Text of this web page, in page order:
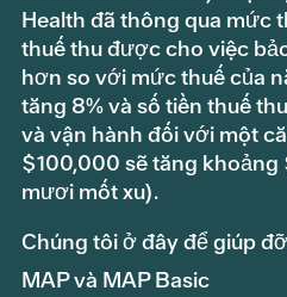
Health đã thông qua mức
thuế thu được cho việc
hơn so với mức thuế của
tăng 8% và số tiền thuế
và vận hành đối với một
$100,000 sẽ tăng khoảng
mươi mốt xu).
Chúng tôi ở đây để giúp
MAP và MAP Basic